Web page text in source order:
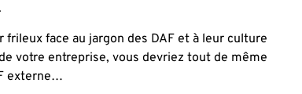
face au jargon des DAF et à leur culture
votre entreprise, vous devriez tout de même
externe…